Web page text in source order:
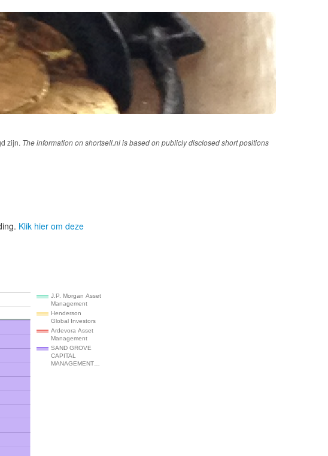
zijn. The information on shortsell.nl is based on publicly disclosed short positions
Klik hier om deze
J.P. Morgan Asset
Management
Henderson
Global Investors
Ardevora Asset
Management
SAND GROVE
CAPITAL
MANAGEMENT…